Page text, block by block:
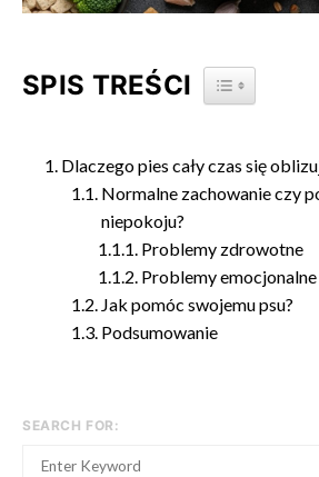
SPIS TREŚCI TOGGLE
Dlaczego pies cały czas się
Normalne zachowanie czy
niepokoju?
Problemy zdrowotne
Problemy emocjonalne
Jak pomóc swojemu psu?
Podsumowanie
SEARCH FOR: